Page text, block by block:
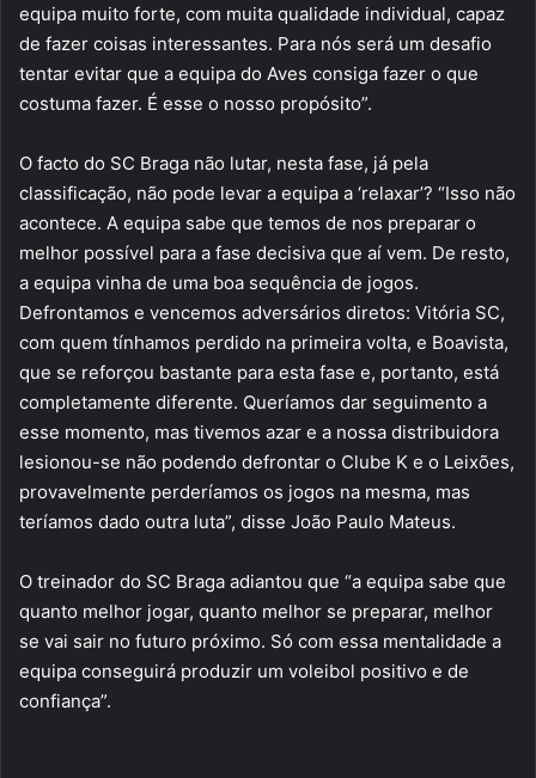
equipa muito forte, com muita qualidade individual, capaz
de fazer coisas interessantes. Para nós será um desafio
tentar evitar que a equipa do Aves consiga fazer o que
costuma fazer. É esse o nosso propósito”.
O facto do SC Braga não lutar, nesta fase, já pela
classificação, não pode levar a equipa a ‘relaxar’? “Isso não
acontece. A equipa sabe que temos de nos preparar o
melhor possível para a fase decisiva que aí vem. De resto,
a equipa vinha de uma boa sequência de jogos.
Defrontamos e vencemos adversários diretos: Vitória SC,
com quem tínhamos perdido na primeira volta, e Boavista,
que se reforçou bastante para esta fase e, portanto, está
completamente diferente. Queríamos dar seguimento a
esse momento, mas tivemos azar e a nossa distribuidora
lesionou-se não podendo defrontar o Clube K e o Leixões,
provavelmente perderíamos os jogos na mesma, mas
teríamos dado outra luta”, disse João Paulo Mateus.
O treinador do SC Braga adiantou que “a equipa sabe que
quanto melhor jogar, quanto melhor se preparar, melhor
se vai sair no futuro próximo. Só com essa mentalidade a
equipa conseguirá produzir um voleibol positivo e de
confiança”.